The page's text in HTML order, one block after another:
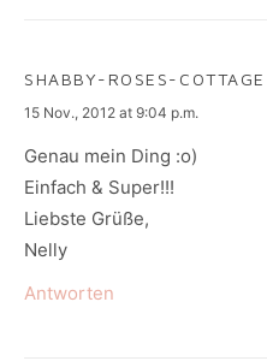
SHABBY-ROSES-COTTAGE
says:
15 Nov., 2012 at 9:04 p.m.
Genau mein Ding :o)
Einfach & Super!!!
Liebste Grüße,
Nelly
Antworten